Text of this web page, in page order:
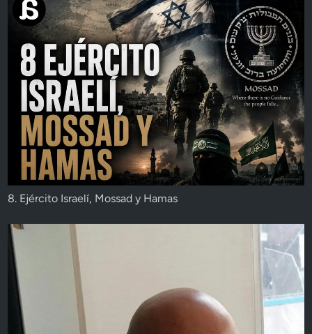
8. Ejército Israelí, Mossad y Hamas